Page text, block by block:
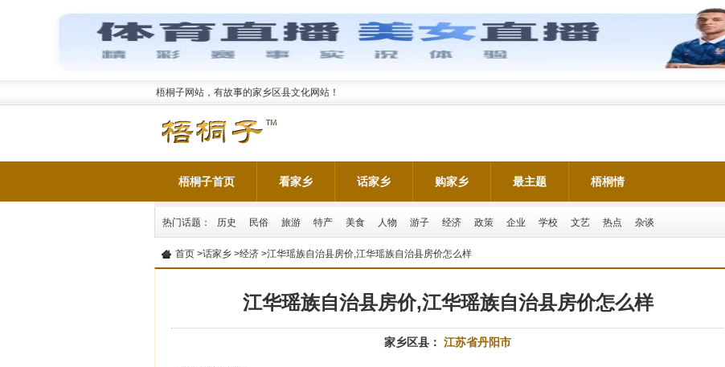
梧桐子网站，有故事的家乡区县文化网站！
梧桐子首页 看家乡 话家乡 购家乡 最主题 梧桐情
热门话题： 历史 民俗 旅游 特产 美食 人物 游子 经济 政策 企业 学校 文艺 热点 杂谈
首页 >话家乡 >经济 >江华瑶族自治县房价,江华瑶族自治县房价怎么样
江华瑶族自治县房价,江华瑶族自治县房价怎么样
家乡区县： 江苏省丹阳市